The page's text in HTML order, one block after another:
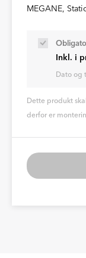
MEGANE,
Inkl. i
Dato og
Dette produkt
derfor er